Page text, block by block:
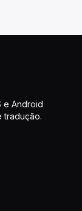
e Android
tradução.